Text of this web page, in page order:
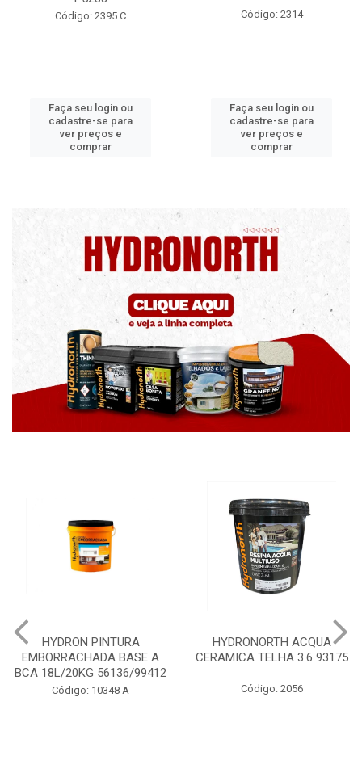
Código: 2314
Faça seu login ou
cadastre-se para
ver preços e
comprar
Código: 2340
Faça seu login ou
cadastre-se para
ver preços e
comprar
A
99412
HYDRONORTH ACQUA
CERAMICA TELHA 3.6 93175
Código: 2056
HYDRONORTH
PEDRAS
Código: 10383